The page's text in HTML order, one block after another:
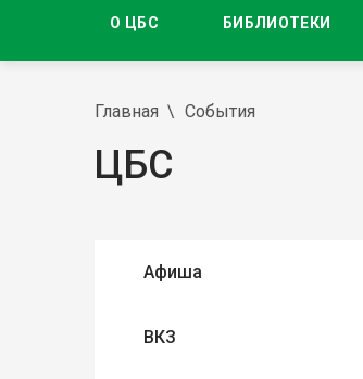
О ЦБС БИБЛИОТЕКИ
Главная События
ЦБС
Афиша
ВКЗ